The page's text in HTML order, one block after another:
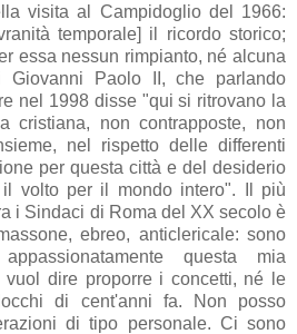
visita al Campidoglio del 1966:
temporale] il ricordo storico;
essa nessun rimpianto, né alcuna
Paolo II, che parlando
nel 1998 disse "qui si ritrovano la
cristiana, non contrapposte, non
nel rispetto delle differenti
per questa città e del desiderio
volto per il mondo intero". Il più
i Sindaci di Roma del XX secolo è
ebreo, anticlericale: sono
questa mia
dire proporre i concetti, né le
di cent'anni fa. Non posso
di tipo personale. Ci sono